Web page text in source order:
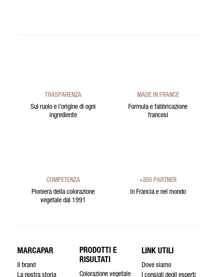
TRASPARENZA
Sul ruolo e l’origine di ogni
ingrediente
MADE IN FRANCE
Formula e fabbricazione
francesi
COMPETENZA
Pioniera della colorazione
vegetale dal 1991
+850 PARTNER
In Francia e nel mondo
MARCAPAR
Il brand
La nostra storia
PRODOTTI E
RISULTATI
Colorazione vegetale
LINK UTILI
Dove siamo
I consigli degli esperti